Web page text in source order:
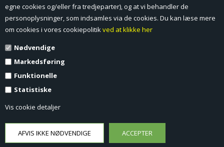
egne cookies og/eller fra tredjeparter), og at vi behandler de
personoplysninger, som indsamles via de cookies. Du kan læse mere
om cookies i vores cookiepolitikved at klikke her
Nødvendige
Markedsføring
Funktionelle
Statistiske
Vis cookie detaljer
Vilkår og betingelser
Profil
Erhverv log ind (B2B)
Kontakt
Favorit
Fortrydelsesformular